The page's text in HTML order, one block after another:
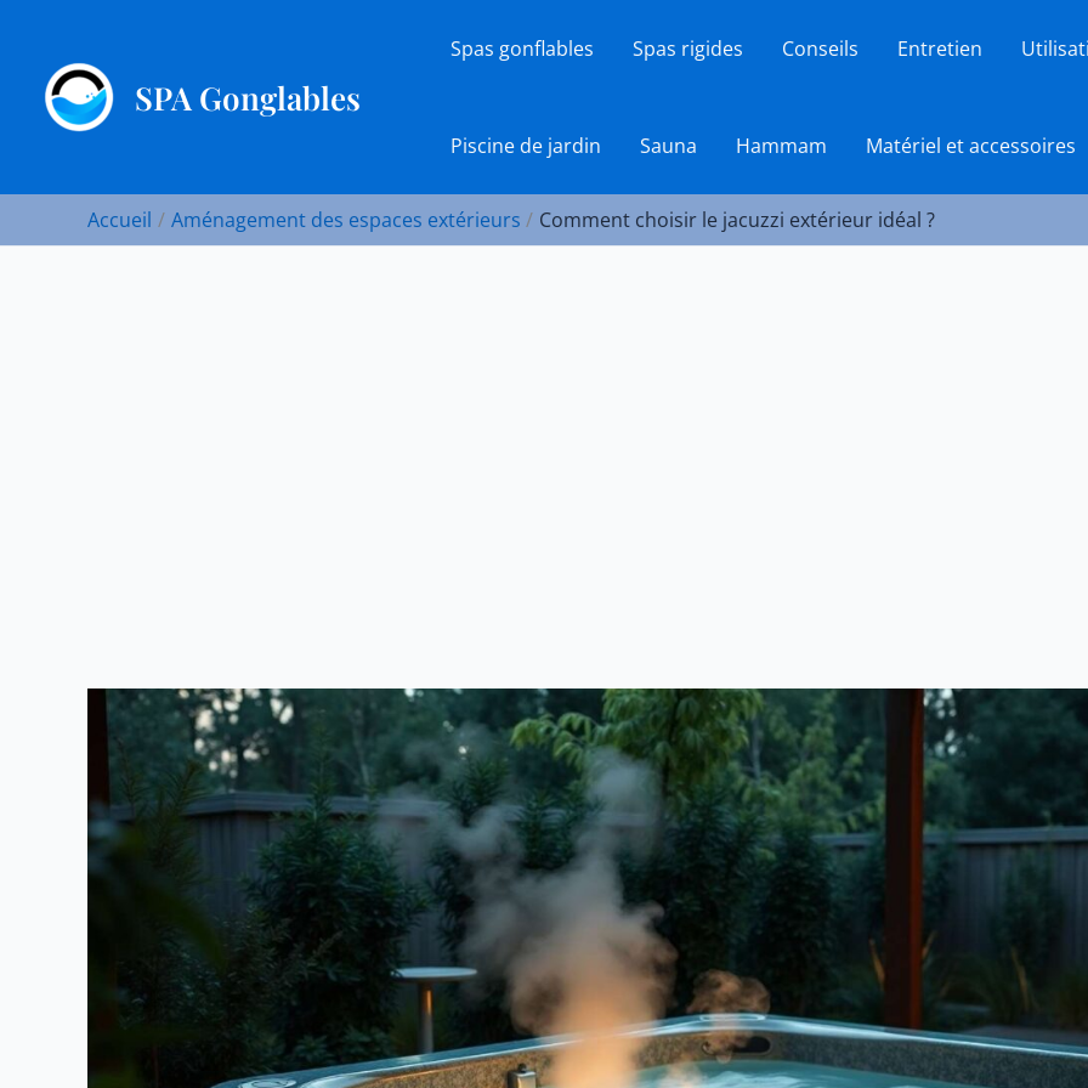
contenu
SPA Gonglables
Spas gonflables Spas rigides Conseils Entretien
Piscine de jardin Sauna Hammam Matériel et accessoires
Accueil Aménagement des espaces extérieurs Comment choisir le jacuzzi extérieur idéal ?